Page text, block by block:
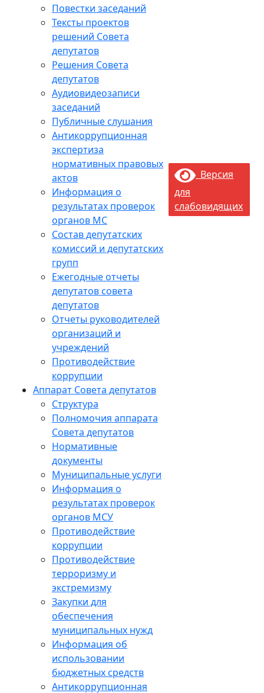
Повестки заседаний
Тексты проектов
решений Совета
депутатов
Решения Совета
депутатов
Аудиовидеозаписи
заседаний
Публичные слушания
Антикоррупционная
экспертиза
нормативных правовых
актов
Информация о
результатах проверок
органов МС
Состав депутатских
комиссий и депутатских
групп
Ежегодные отчеты
депутатов совета
депутатов
Отчеты руководителей
организаций и
учреждений
Противодействие
коррупции
Аппарат Совета депутатов
Структура
Полномочия аппарата
Совета депутатов
Нормативные
документы
Муниципальные услуги
Информация о
результатах проверок
органов МСУ
Противодействие
коррупции
Противодействие
терроризму и
экстремизму
Закупки для
обеспечения
муниципальных нужд
Информация об
использовании
бюджетных средств
Антикоррупционная
Версия
для
слабовидящих